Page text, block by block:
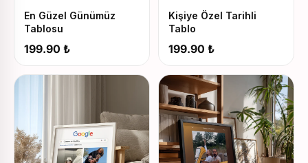
En Güzel Günümüz
Tablosu
199.90 ₺
Kişiye Özel Tarihli
Tablo
199.90 ₺